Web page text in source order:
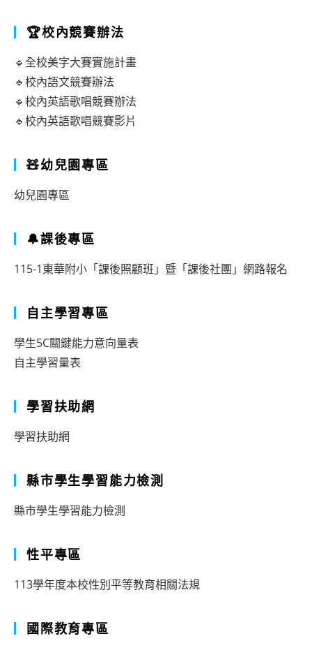
🏆校內競賽辦法
🔹全校美字大賽實施計畫
🔹校內語文競賽辦法
🔹校內英語歌唱競賽辦法
🔹校內英語歌唱競賽影片
🧸幼兒園專區
幼兒園專區
🔔課後專區
115-1東華附小「課後照顧班」暨「課後社團」網路報名
自主學習專區
學生5C關鍵能力意向量表
自主學習量表
學習扶助網
學習扶助網
縣市學生學習能力檢測
縣市學生學習能力檢測
性平專區
113學年度本校性別平等教育相關法規
國際教育專區